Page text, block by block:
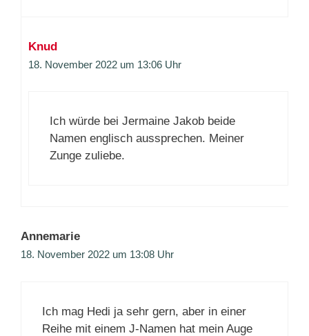
Knud
18. November 2022 um 13:06 Uhr
Ich würde bei Jermaine Jakob beide
Namen englisch aussprechen. Meiner
Zunge zuliebe.
Annemarie
18. November 2022 um 13:08 Uhr
Ich mag Hedi ja sehr gern, aber in einer
Reihe mit einem J-Namen hat mein Auge